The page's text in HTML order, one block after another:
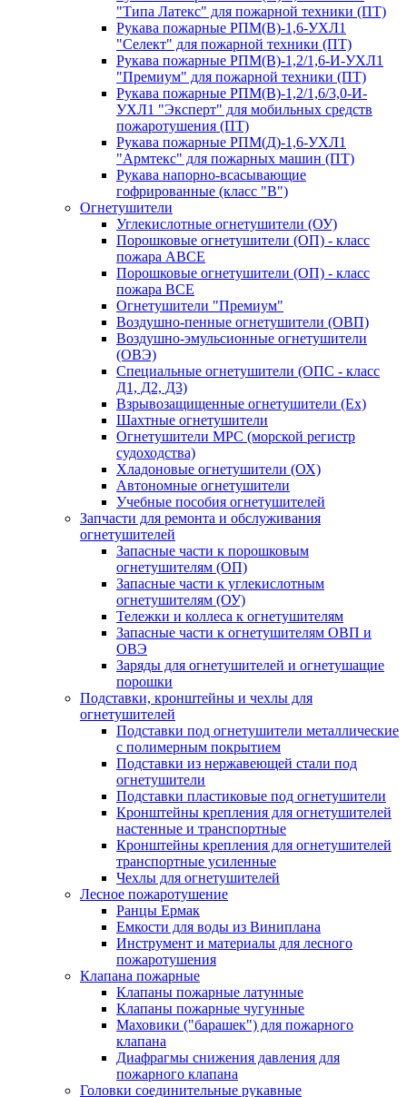
"Типа Латекс" для пожарной техники (ПТ)
Рукава пожарные РПМ(В)-1,6-УХЛ1
"Селект" для пожарной техники (ПТ)
Рукава пожарные РПМ(В)-1,2/1,6-И-УХЛ1
"Премиум" для пожарной техники (ПТ)
Рукава пожарные РПМ(В)-1,2/1,6/3,0-И-
УХЛ1 "Эксперт" для мобильных средств
пожаротушения (ПТ)
Рукава пожарные РПМ(Д)-1,6-УХЛ1
"Армтекс" для пожарных машин (ПТ)
Рукава напорно-всасывающие
гофрированные (класс "В")
Огнетушители
Углекислотные огнетушители (ОУ)
Порошковые огнетушители (ОП) - класс
пожара АВСЕ
Порошковые огнетушители (ОП) - класс
пожара ВСЕ
Огнетушители "Премиум"
Воздушно-пенные огнетушители (ОВП)
Воздушно-эмульсионные огнетушители
(ОВЭ)
Специальные огнетушители (ОПС - класс
Д1, Д2, Д3)
Взрывозащищенные огнетушители (Ex)
Шахтные огнетушители
Огнетушители МРС (морской регистр
судоходства)
Хладоновые огнетушители (ОХ)
Автономные огнетушители
Учебные пособия огнетушителей
Запчасти для ремонта и обслуживания
огнетушителей
Запасные части к порошковым
огнетушителям (ОП)
Запасные части к углекислотным
огнетушителям (ОУ)
Тележки и коллеса к огнетушителям
Запасные части к огнетушителям ОВП и
ОВЭ
Заряды для огнетушителей и огнетушащие
порошки
Подставки, кронштейны и чехлы для
огнетушителей
Подставки под огнетушители металлические
с полимерным покрытием
Подставки из нержавеющей стали под
огнетушители
Подставки пластиковые под огнетушители
Кронштейны крепления для огнетушителей
настенные и транспортные
Кронштейны крепления для огнетушителей
транспортные усиленные
Чехлы для огнетушителей
Лесное пожаротушение
Ранцы Ермак
Емкости для воды из Виниплана
Инструмент и материалы для лесного
пожаротушения
Клапана пожарные
Клапаны пожарные латунные
Клапаны пожарные чугунные
Маховики ("барашек") для пожарного
клапана
Диафрагмы снижения давления для
пожарного клапана
Головки соединительные рукавные